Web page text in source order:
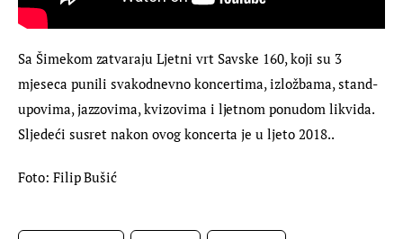
Sa Šimekom zatvaraju Ljetni vrt Savske 160, koji su 3
mjeseca punili svakodnevno koncertima, izložbama, stand-
upovima, jazzovima, kvizovima i ljetnom ponudom likvida.
Sljedeći susret nakon ovog koncerta je u ljeto 2018..
Foto: Filip Bušić